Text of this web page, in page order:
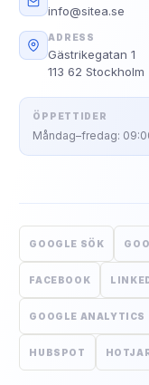
info@sitea.se
ADRESS
Gästrikegatan 1
113 62 Stockholm
ÖPPETTIDER
Måndag–fredag:
GOOGLE SÖK
FACEBOOK
GOOGLE ANALYTICS
HUBSPOT